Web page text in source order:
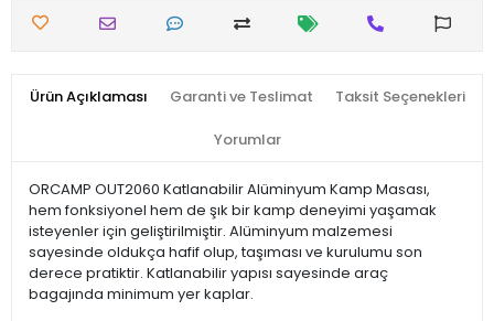
Ürün Açıklaması Garanti ve Teslimat Taksit Seçenekleri
Yorumlar
ORCAMP OUT2060 Katlanabilir Alüminyum Kamp Masası,
hem fonksiyonel hem de şık bir kamp deneyimi yaşamak
isteyenler için geliştirilmiştir. Alüminyum malzemesi
sayesinde oldukça hafif olup, taşıması ve kurulumu son
derece pratiktir. Katlanabilir yapısı sayesinde araç
bagajında minimum yer kaplar.